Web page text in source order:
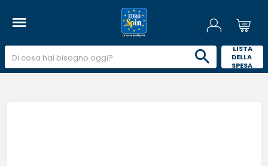
LISTA
DELLA
SPESA